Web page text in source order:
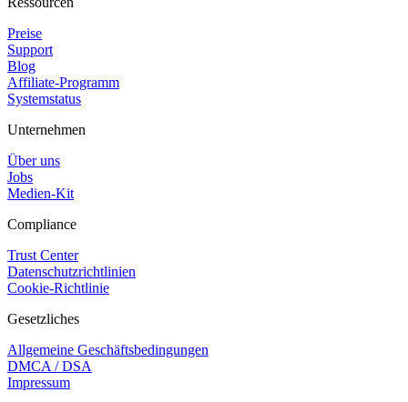
Preise
Support
Blog
Affiliate-Programm
Systemstatus
Unternehmen
Über uns
Jobs
Medien-Kit
Compliance
Trust Center
Datenschutzrichtlinien
Cookie-Richtlinie
Gesetzliches
Allgemeine Geschäftsbedingungen
DMCA / DSA
Impressum